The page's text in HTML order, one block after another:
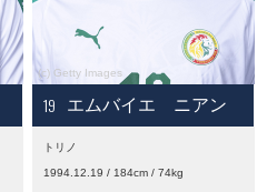
19 エムバイエ ニアン
トリノ
1994.12.19 / 184cm / 74kg